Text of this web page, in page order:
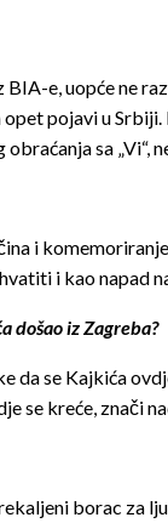
e, uopće ne
pojavi u
sa „Vi“,
i
i kao napad
došao iz Zagreba?
se Kajkića
se kreće, znači
borac za